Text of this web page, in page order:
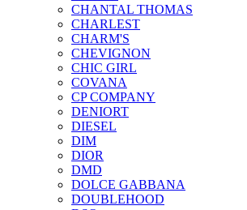
CHANTAL THOMAS
CHARLEST
CHARM'S
CHEVIGNON
CHIC GIRL
COVANA
CP COMPANY
DENIORT
DIESEL
DIM
DIOR
DMD
DOLCE GABBANA
DOUBLEHOOD